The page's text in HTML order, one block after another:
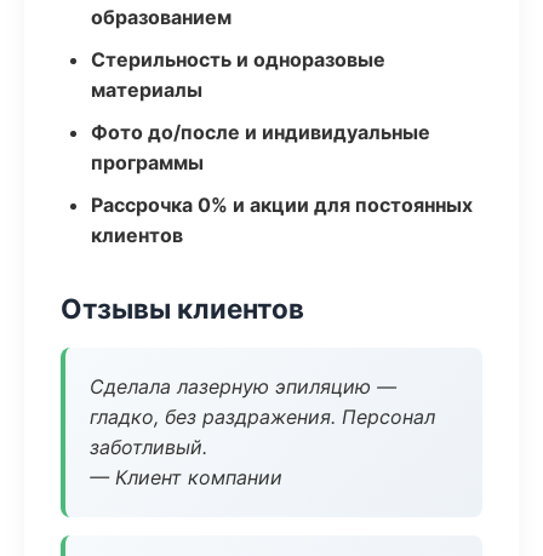
образованием
Стерильность и одноразовые
материалы
Фото до/после и индивидуальные
программы
Рассрочка 0% и акции для постоянных
клиентов
Отзывы клиентов
Сделала лазерную эпиляцию —
гладко, без раздражения. Персонал
заботливый.
— Клиент компании